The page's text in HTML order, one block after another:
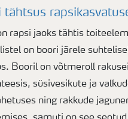
tähtsus
rapsi jaoks tähtis
on boori järele
Booril on võtmeroll
süsivesikute ja
ning rakkude